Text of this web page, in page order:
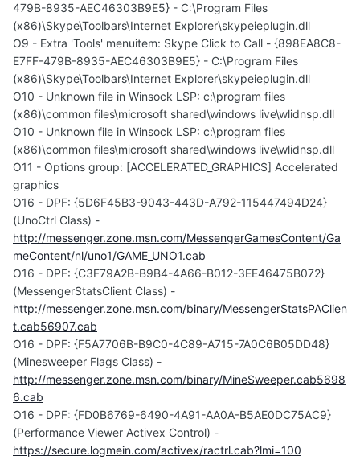
479B-8935-AEC46303B9E5} - C:\Program Files
(x86)\Skype\Toolbars\Internet Explorer\skypeieplugin.dll
O9 - Extra 'Tools' menuitem: Skype Click to Call - {898EA8C8-
E7FF-479B-8935-AEC46303B9E5} - C:\Program Files
(x86)\Skype\Toolbars\Internet Explorer\skypeieplugin.dll
O10 - Unknown file in Winsock LSP: c:\program files
(x86)\common files\microsoft shared\windows live\wlidnsp.dll
O10 - Unknown file in Winsock LSP: c:\program files
(x86)\common files\microsoft shared\windows live\wlidnsp.dll
O11 - Options group: [ACCELERATED_GRAPHICS] Accelerated
graphics
O16 - DPF: {5D6F45B3-9043-443D-A792-115447494D24}
(UnoCtrl Class) -
http://messenger.zone.msn.com/MessengerGamesContent/Ga
meContent/nl/uno1/GAME_UNO1.cab
O16 - DPF: {C3F79A2B-B9B4-4A66-B012-3EE46475B072}
(MessengerStatsClient Class) -
http://messenger.zone.msn.com/binary/MessengerStatsPAClien
t.cab56907.cab
O16 - DPF: {F5A7706B-B9C0-4C89-A715-7A0C6B05DD48}
(Minesweeper Flags Class) -
http://messenger.zone.msn.com/binary/MineSweeper.cab5698
6.cab
O16 - DPF: {FD0B6769-6490-4A91-AA0A-B5AE0DC75AC9}
(Performance Viewer Activex Control) -
https://secure.logmein.com/activex/ractrl.cab?lmi=100